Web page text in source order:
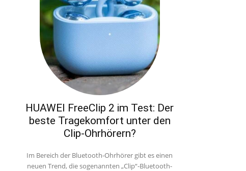
HUAWEI FreeClip 2 im Test: Der
beste Tragekomfort unter den
Clip-Ohrhörern?
Im Bereich der Bluetooth-Ohrhörer gibt es einen
neuen Trend, die sogenannten „Clip“-Bluetooth-